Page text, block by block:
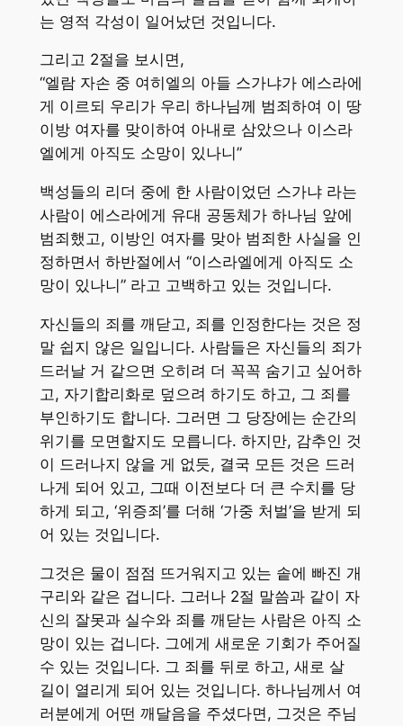
는 영적 각성이 일어났던 것입니다.
그리고 2절을 보시면,
“엘람 자손 중 여히엘의 아들 스가냐가 에스라에
게 이르되 우리가 우리 하나님께 범죄하여 이 땅
이방 여자를 맞이하여 아내로 삼았으나 이스라
엘에게 아직도 소망이 있나니”
백성들의 리더 중에 한 사람이었던 스가냐 라는
사람이 에스라에게 유대 공동체가 하나님 앞에
범죄했고, 이방인 여자를 맞아 범죄한 사실을 인
정하면서 하반절에서 “이스라엘에게 아직도 소
망이 있나니” 라고 고백하고 있는 것입니다.
자신들의 죄를 깨닫고, 죄를 인정한다는 것은 정
말 쉽지 않은 일입니다. 사람들은 자신들의 죄가
드러날 거 같으면 오히려 더 꼭꼭 숨기고 싶어하
고, 자기합리화로 덮으려 하기도 하고, 그 죄를
부인하기도 합니다. 그러면 그 당장에는 순간의
위기를 모면할지도 모릅니다. 하지만, 감추인 것
이 드러나지 않을 게 없듯, 결국 모든 것은 드러
나게 되어 있고, 그때 이전보다 더 큰 수치를 당
하게 되고, ‘위증죄’를 더해 ‘가중 처벌’을 받게 되
어 있는 것입니다.
그것은 물이 점점 뜨거워지고 있는 솥에 빠진 개
구리와 같은 겁니다. 그러나 2절 말씀과 같이 자
신의 잘못과 실수와 죄를 깨닫는 사람은 아직 소
망이 있는 겁니다. 그에게 새로운 기회가 주어질
수 있는 것입니다. 그 죄를 뒤로 하고, 새로 살
길이 열리게 되어 있는 것입니다. 하나님께서 여
러분에게 어떤 깨달음을 주셨다면, 그것은 주님